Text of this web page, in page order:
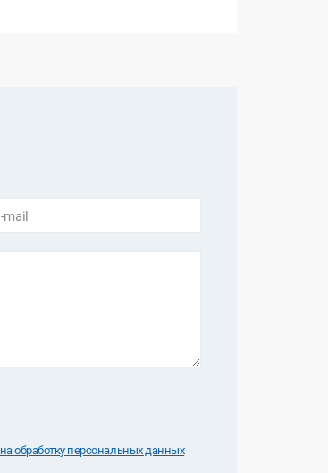
mail
обработку персональных данных